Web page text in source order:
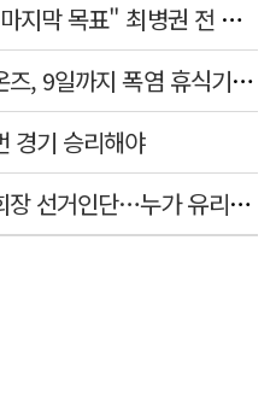
"가진 재능 나누는 게 생애 마지막 목표" 최병권 전 대구체고 복싱 감독
'단비같은 휴식' 삼성 라이온즈, 9일까지 폭염 휴식기에 재정비
경기 승리해야
2만명까지 커진 축구협회 회장 선거인단…누가 유리할까